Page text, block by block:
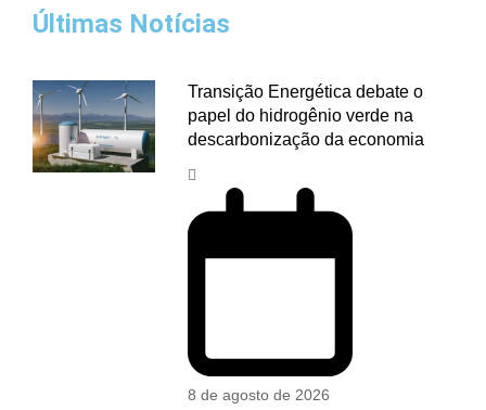
Últimas Notícias
Transição Energética debate o
papel do hidrogênio verde na
descarbonização da economia
8 de agosto de 2026